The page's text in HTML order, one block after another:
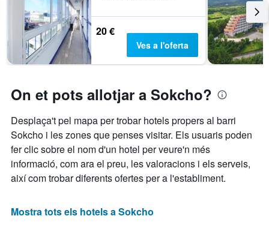
20 €
Ves a l'oferta
On et pots allotjar a Sokcho?
Desplaça't pel mapa per trobar hotels propers al barri
Sokcho i les zones que penses visitar. Els usuaris poden
fer clic sobre el nom d'un hotel per veure'n més
informació, com ara el preu, les valoracions i els serveis,
així com trobar diferents ofertes per a l'establiment.
Mostra tots els hotels a Sokcho